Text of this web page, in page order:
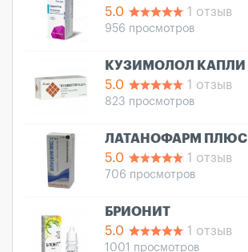
5.0
1 отзыв
956 просмотров
КУЗИМОЛОЛ КАПЛИ
5.0
1 отзыв
823 просмотров
ЛАТАНОФАРМ ПЛЮС
5.0
1 отзыв
706 просмотров
БРИОНИТ
5.0
1 отзыв
1001 просмотров